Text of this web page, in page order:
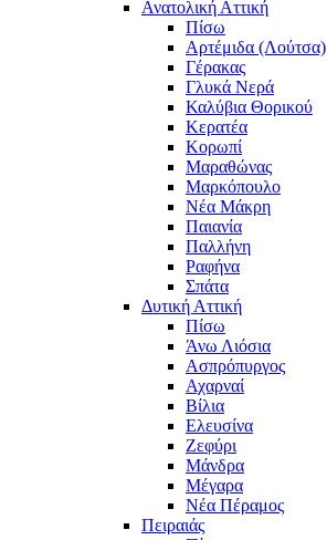
Ανατολική Αττική
Πίσω
Αρτέμιδα (Λούτσα)
Γέρακας
Γλυκά Νερά
Καλύβια Θορικού
Κερατέα
Κορωπί
Μαραθώνας
Μαρκόπουλο
Νέα Μάκρη
Παιανία
Παλλήνη
Ραφήνα
Σπάτα
Δυτική Αττική
Πίσω
Άνω Λιόσια
Ασπρόπυργος
Αχαρναί
Βίλια
Ελευσίνα
Ζεφύρι
Μάνδρα
Μέγαρα
Νέα Πέραμος
Πειραιάς